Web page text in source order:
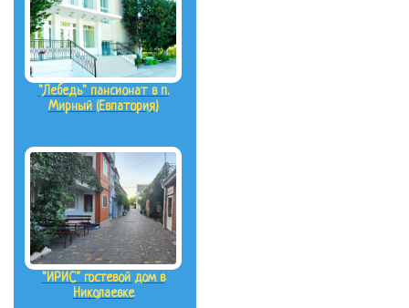
"Лебедь" пансионат в п.
Мирный (Евпатория)
"ИРИС" гостевой дом в
Николаевке